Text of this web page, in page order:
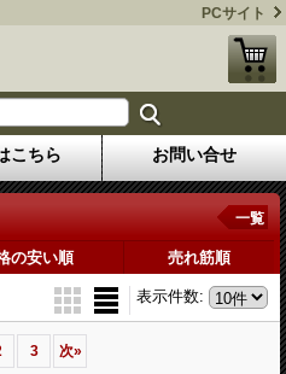
PCサイト
こちら お問い合せ
一覧
の安い順 売れ筋順
表示件数:
3 次»